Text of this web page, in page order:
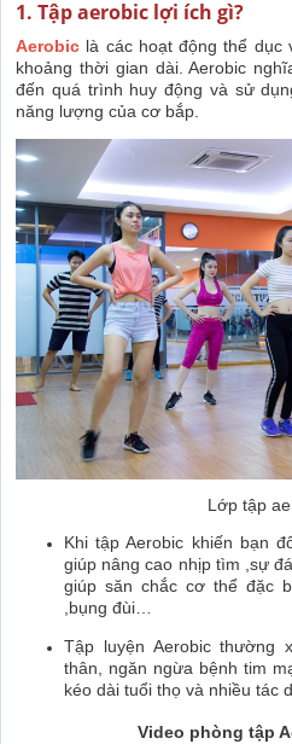
1. Tập aerobic lợi ích gì?
Aerobic là các hoạt động thể dục
khoảng thời gian dài. Aerobic
đến quá trình huy động và sử
năng lượng của cơ bắp.
Lớp tập
Khi tập Aerobic khiến bạn
giúp nâng cao nhịp tìm ,sự
giúp săn chắc cơ thể đặc
,bụng đùi…
Tập luyện Aerobic thường
thân, ngăn ngừa bệnh tim
kéo dài tuổi thọ và nhiều tác
Video phòng tập